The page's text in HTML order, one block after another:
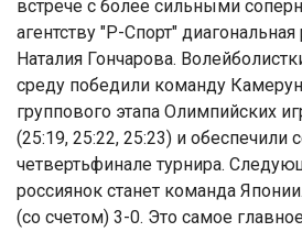
встрече с более сильными
агентству "Р-Спорт"
Наталия Гончарова.
среду победили команду
группового этапа Олимпийских
(25:19, 25:22, 25:23) и обеспечили
четвертьфинале турнира.
россиянок станет команда
(со счетом) 3-0. Это самое